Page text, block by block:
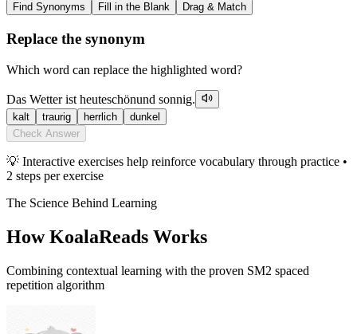
Find Synonyms Fill in the Blank Drag & Match
Replace the synonym
Which word can replace the highlighted word?
Das Wetter ist heuteschönund sonnig.
kalt traurig herrlich
dunkel
Check Answer
💡 Interactive exercises help reinforce vocabulary through practice •
2 steps per exercise
The Science Behind Learning
How KoalaReads Works
Combining contextual learning with the proven SM2 spaced
repetition algorithm